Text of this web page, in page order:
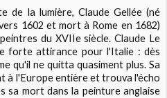
de la lumière, Claude Gellée (né
1602 et mort à Rome en 1682)
du XVIIe siècle. Claude Le
forte attirance pour l'Italie : dès
qu'il ne quitta quasiment plus. Sa
à l'Europe entière et trouva l'écho
sa mort dans la peinture anglaise